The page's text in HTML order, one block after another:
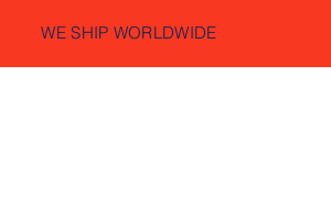
WE SHIP WORLDWIDE